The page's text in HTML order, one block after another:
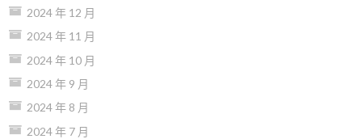
2024 年 12 月
2024 年 11 月
2024 年 10 月
2024 年 9 月
2024 年 8 月
2024 年 7 月